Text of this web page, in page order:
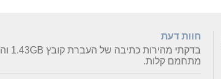
חוות דעת
בדקתי מהירות כתיבה של העברת קובץ 1.43GB והתוצאה 45Mb/sec
מתחמם קלות.